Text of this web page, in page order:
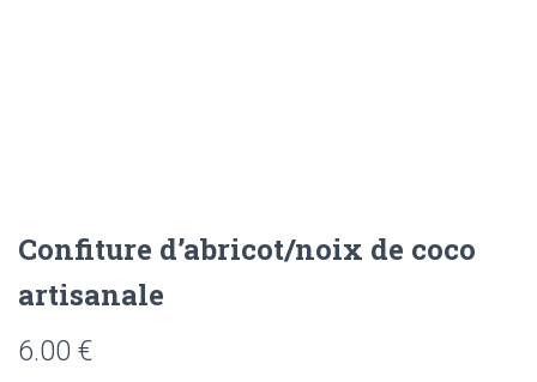
Confiture d’abricot/noix de coco
artisanale
6.00 €